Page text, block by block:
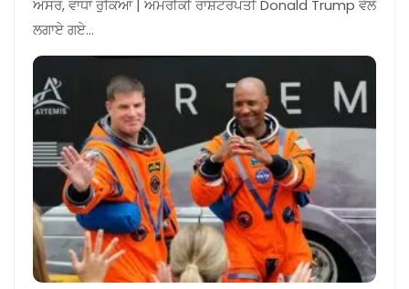
ਅਸਰ, ਵਾਧਾ ਰੁਕਿਆ | ਅਮਰੀਕੀ ਰਾਸ਼ਟਰਪਤੀ Donald Trump ਵੱਲੋਂ
ਲਗਾਏ ਗਏ…